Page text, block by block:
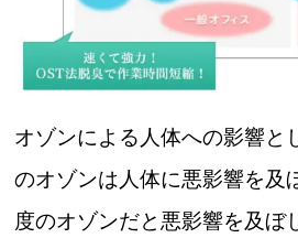
オゾンによる人体への影響と
のオゾンは人体に悪影響を及
度のオゾンだと悪影響を及ぼ